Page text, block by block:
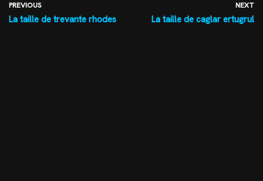
PREVIOUS
La taille de trevante rhodes
NEXT
La taille de caglar ertugrul